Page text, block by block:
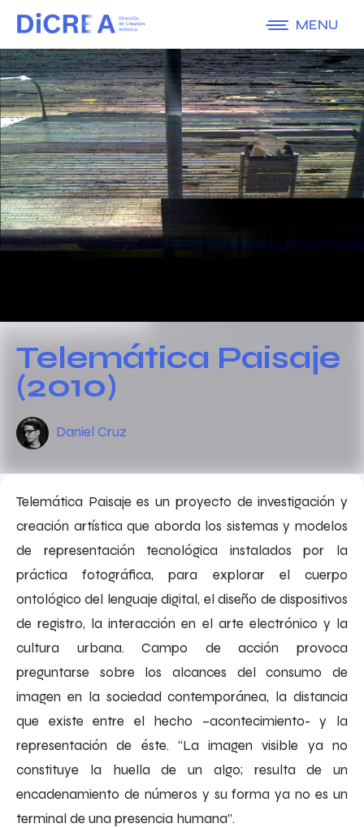
MENU
Telemática Paisaje
(2010)
Daniel Cruz
Telemática Paisaje es un proyecto de investigación y
creación artística que aborda los sistemas y modelos
de representación tecnológica instalados por la
práctica fotográfica, para explorar el cuerpo
ontológico del lenguaje digital, el diseño de dispositivos
de registro, la interacción en el arte electrónico y la
cultura urbana. Campo de acción provoca
preguntarse sobre los alcances del consumo de
imagen en la sociedad contemporánea, la distancia
que existe entre el hecho –acontecimiento- y la
representación de éste. “La imagen visible ya no
constituye la huella de un algo; resulta de un
encadenamiento de números y su forma ya no es un
terminal de una presencia humana”.